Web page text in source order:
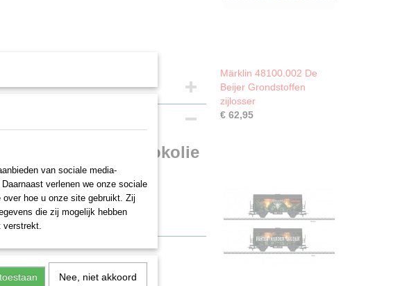
voor zware Stookolie
Märklin 48100.002 De
Beijer Grondstoffen
zijlosser
€ 62,95
van sociale media-
verlenen we onze sociale
hoe u onze site gebruikt. Zij
die zij mogelijk hebben
verstrekt.
Nee, niet akkoord